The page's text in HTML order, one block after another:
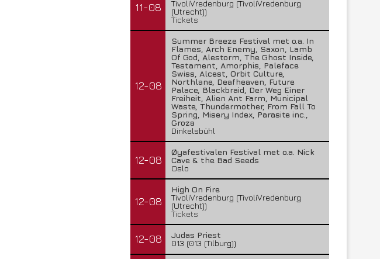
11-08
TivoliVredenburg (TivoliVredenburg
(Utrecht))
Tickets
12-08
Summer Breeze Festival met o.a. In
Flames, Arch Enemy, Saxon, Lamb
Of God, Alestorm, The Ghost Inside,
Testament, Amorphis, Paleface
Swiss, Alcest, Orbit Culture,
Northlane, Deafheaven, Future
Palace, Blackbraid, Der Weg Einer
Freiheit, Alien Ant Farm, Municipal
Waste, Thundermother, From Fall To
Spring, Misery Index, Parasite inc.,
Groza
Dinkelsbühl
12-08
Øyafestivalen Festival met o.a. Nick
Cave & the Bad Seeds
Oslo
12-08
High On Fire
TivoliVredenburg (TivoliVredenburg
(Utrecht))
Tickets
12-08
Judas Priest
013 (013 (Tilburg))